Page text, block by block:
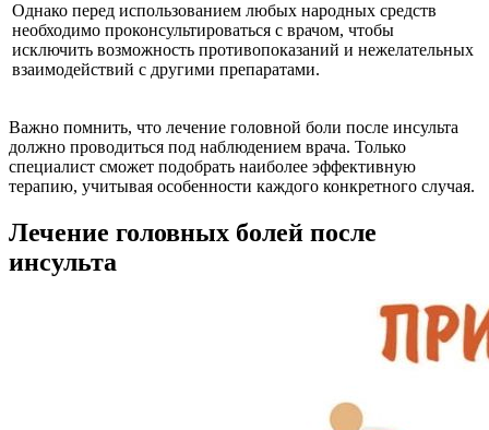
Однако перед использованием любых народных средств
необходимо проконсультироваться с врачом, чтобы
исключить возможность противопоказаний и нежелательных
взаимодействий с другими препаратами.
Важно помнить, что лечение головной боли после инсульта
должно проводиться под наблюдением врача. Только
специалист сможет подобрать наиболее эффективную
терапию, учитывая особенности каждого конкретного случая.
Лечение головных болей после
инсульта